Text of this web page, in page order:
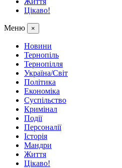
Цікаво!
Меню ×
Новини
Тернопіль
Тернопілля
Україна/Світ
Політика
Економіка
Суспільство
Кримінал
Події
Персоналії
Історія
Мандри
Життя
Цікаво!